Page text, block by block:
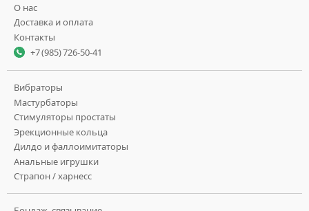
О нас
Доставка и оплата
Контакты
+7 (985) 726-50-41
Вибраторы
Мастурбаторы
Стимуляторы простаты
Эрекционные кольца
Дилдо и фаллоимитаторы
Анальные игрушки
Страпон / харнесс